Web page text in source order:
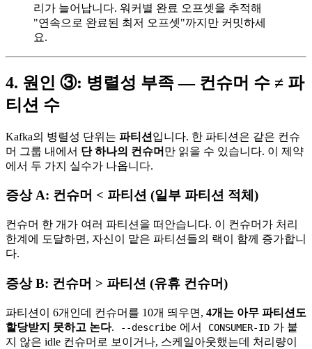
리가 늘어납니다. 워커별 완료 오프셋을 추적해
"연속으로 완료된 최저 오프셋"까지만 커밋하세
요.
4. 원인 ③: 병렬성 부족 — 컨슈머 수 ≠ 파
티션 수
Kafka의 병렬성 단위는 파티션 입니다. 한 파티션은 같은 컨슈
머 그룹 내에서 단 하나의 컨슈머 만 읽을 수 있습니다. 이 제약
에서 두 가지 실수가 나옵니다.
증상 A: 컨슈머 < 파티션 (일부 파티션 적체)
컨슈머 한 개가 여러 파티션을 떠안습니다. 이 컨슈머가 처리
한계에 도달하면, 자신이 맡은 파티션들의 랙이 함께 증가합니
다.
증상 B: 컨슈머 > 파티션 (유휴 컨슈머)
파티션이 6개인데 컨슈머를 10개 띄우면, 4개는 아무 파티션도
할당받지 못하고 논다. --describe 에서 CONSUMER-ID 가 붙
지 않은 idle 컨슈머로 보이거나, 스케일아웃했는데 처리량이